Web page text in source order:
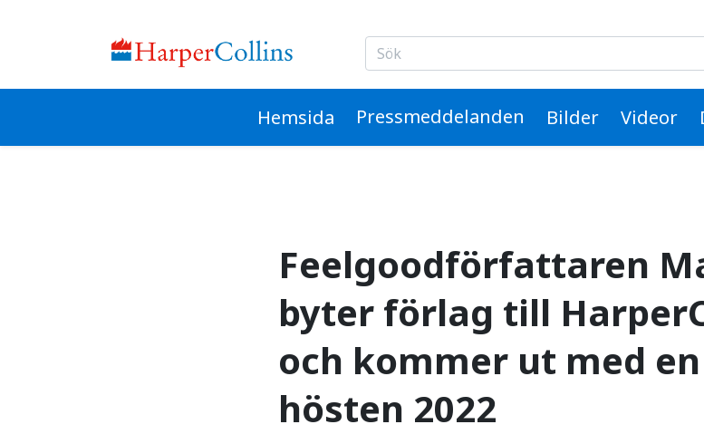
Feelgoodförfattaren Marie Sammeli
Hemsida Pressmeddelanden Bilder Videor
Feelgoodförfattaren
byter förlag till
och kommer ut med
hösten 2022